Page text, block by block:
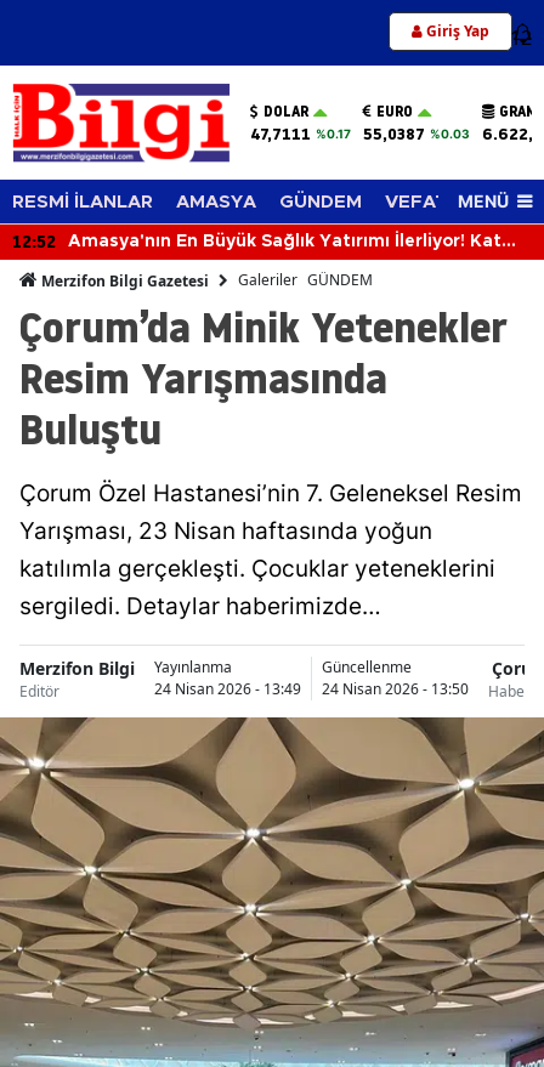
Giriş Yap 12
DOLAR
47,7111 %0.17
EURO
55,0387 %0.03
RESMİ İLANLAR AMASYA GÜNDEM VEFAT EDENLER
MENÜ
12:13 Merzifonspor'dan Transfer Şov!
Merzifon Bilgi Gazetesi Galeriler GÜNDEM
Çorum’da Minik Yetenekler
Resim Yarışmasında
Buluştu
Çorum Özel Hastanesi’nin 7. Geleneksel Resim
Yarışması, 23 Nisan haftasında yoğun
katılımla gerçekleşti. Çocuklar yeteneklerini
sergiledi. Detaylar haberimizde…
Merzifon Bilgi
Editör
Yayınlanma
24 Nisan 2026 - 13:49
Güncellenme
24 Nisan 2026 - 13:50